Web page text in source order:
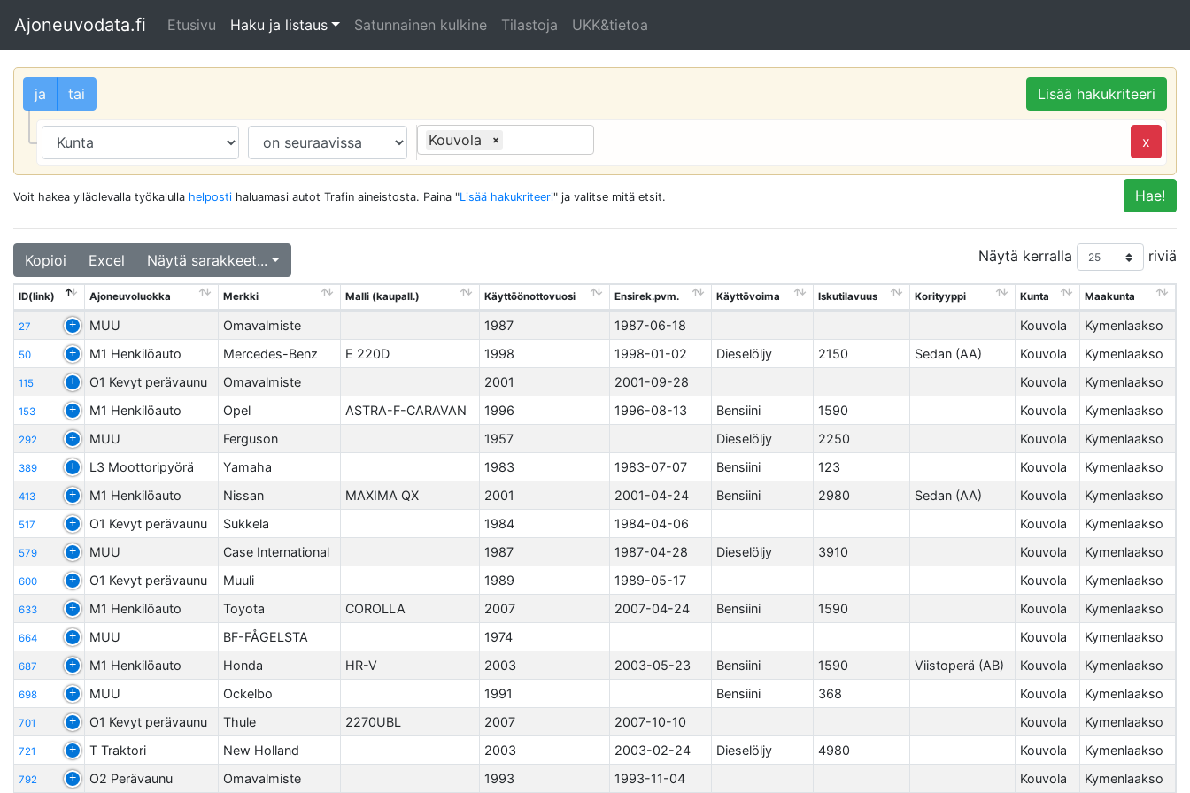
Ajoneuvodata.fi Etusivu Haku ja listaus Satunnainen kulkine Tilastoja UKK&tietoa
Lisää hakukriteeri
ja tai
x
Kouvola ×
Hae!
Voit hakea ylläolevalla työkalulla helposti haluamasi autot Trafin aineistosta. Paina "Lisää hakukriteeri" ja valitse mitä etsit.
Kopioi Excel Näytä sarakkeet... Näytä kerralla riviä
ID(link) Ajoneuvoluokka Merkki Malli (kaupall.) Käyttöönottovuosi Ensirek.pvm. Käyttövoima Iskutilavuus Korityyppi Kunta Maakunta
27 MUU Omavalmiste 1987 1987-06-18 Kouvola Kymenlaakso
50 M1 Henkilöauto Mercedes-Benz E 220D 1998 1998-01-02 Dieselöljy 2150 Sedan (AA) Kouvola Kymenlaakso
115 O1 Kevyt perävaunu Omavalmiste 2001 2001-09-28 Kouvola Kymenlaakso
153 M1 Henkilöauto Opel ASTRA-F-CARAVAN 1996 1996-08-13 Bensiini 1590 Kouvola Kymenlaakso
292 MUU Ferguson 1957 Dieselöljy 2250 Kouvola Kymenlaakso
389 L3 Moottoripyörä Yamaha 1983 1983-07-07 Bensiini 123 Kouvola Kymenlaakso
413 M1 Henkilöauto Nissan MAXIMA QX 2001 2001-04-24 Bensiini 2980 Sedan (AA) Kouvola Kymenlaakso
517 O1 Kevyt perävaunu Sukkela 1984 1984-04-06 Kouvola Kymenlaakso
579 MUU Case International 1987 1987-04-28 Dieselöljy 3910 Kouvola Kymenlaakso
600 O1 Kevyt perävaunu Muuli 1989 1989-05-17 Kouvola Kymenlaakso
633 M1 Henkilöauto Toyota COROLLA 2007 2007-04-24 Bensiini 1590 Kouvola Kymenlaakso
664 MUU BF-FÅGELSTA 1974 Kouvola Kymenlaakso
687 M1 Henkilöauto Honda HR-V 2003 2003-05-23 Bensiini 1590 Viistoperä (AB) Kouvola Kymenlaakso
698 MUU Ockelbo 1991 Bensiini 368 Kouvola Kymenlaakso
701 O1 Kevyt perävaunu Thule 2270UBL 2007 2007-10-10 Kouvola Kymenlaakso
721 T Traktori New Holland 2003 2003-02-24 Dieselöljy 4980 Kouvola Kymenlaakso
792 O2 Perävaunu Omavalmiste 1993 1993-11-04 Kouvola Kymenlaakso